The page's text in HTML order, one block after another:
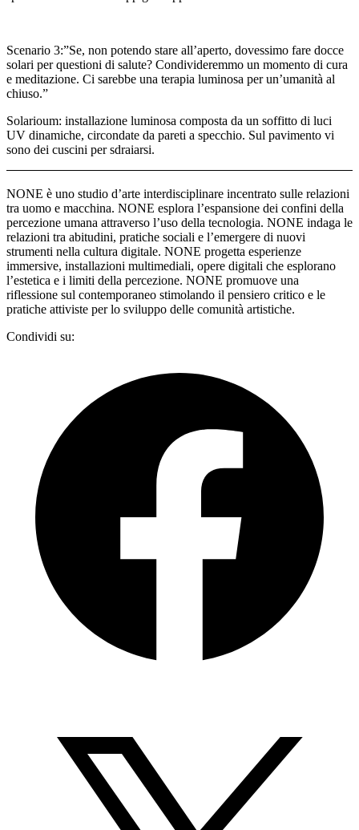
Scenario 3:”Se, non potendo stare all’aperto, dovessimo fare docce
solari per questioni di salute? Condivideremmo un momento di cura
e meditazione. Ci sarebbe una terapia luminosa per un’umanità al
chiuso.”
Solarioum: installazione luminosa composta da un soffitto di luci
UV dinamiche, circondate da pareti a specchio. Sul pavimento vi
sono dei cuscini per sdraiarsi.
NONE è uno studio d’arte interdisciplinare incentrato sulle relazioni
tra uomo e macchina. NONE esplora l’espansione dei confini della
percezione umana attraverso l’uso della tecnologia. NONE indaga le
relazioni tra abitudini, pratiche sociali e l’emergere di nuovi
strumenti nella cultura digitale. NONE progetta esperienze
immersive, installazioni multimediali, opere digitali che esplorano
l’estetica e i limiti della percezione. NONE promuove una
riflessione sul contemporaneo stimolando il pensiero critico e le
pratiche attiviste per lo sviluppo delle comunità artistiche.
Condividi su: